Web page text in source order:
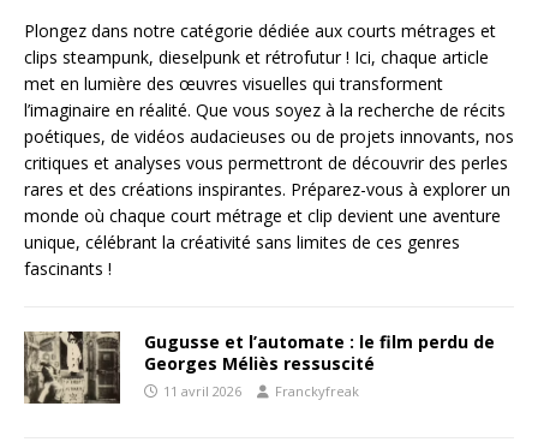
Plongez dans notre catégorie dédiée aux courts métrages et
clips steampunk, dieselpunk et rétrofutur ! Ici, chaque article
met en lumière des œuvres visuelles qui transforment
l’imaginaire en réalité. Que vous soyez à la recherche de récits
poétiques, de vidéos audacieuses ou de projets innovants, nos
critiques et analyses vous permettront de découvrir des perles
rares et des créations inspirantes. Préparez-vous à explorer un
monde où chaque court métrage et clip devient une aventure
unique, célébrant la créativité sans limites de ces genres
fascinants !
Gugusse et l’automate : le film perdu de
Georges Méliès ressuscité
11 avril 2026 Franckyfreak